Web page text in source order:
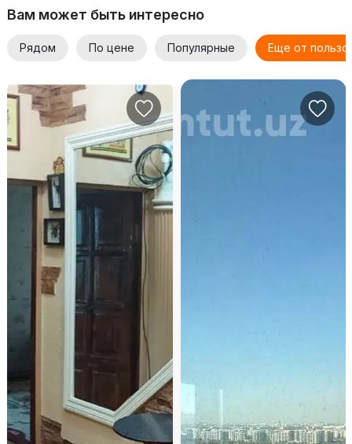
Вам может быть интересно
Рядом По цене Популярные Еще от